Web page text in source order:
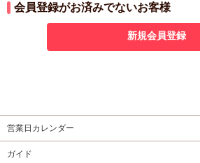
会員登録がお済みでないお客様
新規会員登録
営業日カレンダー
ガイド